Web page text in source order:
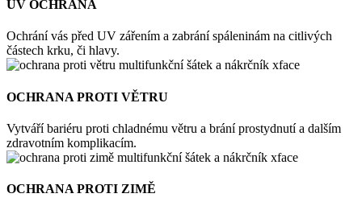
UV OCHRANA
Ochrání vás před UV zářením a zabrání spáleninám na citlivých
částech krku, či hlavy.
OCHRANA PROTI VĚTRU
Vytváří bariéru proti chladnému větru a brání prostydnutí a dalším
zdravotním komplikacím.
OCHRANA PROTI ZIMĚ